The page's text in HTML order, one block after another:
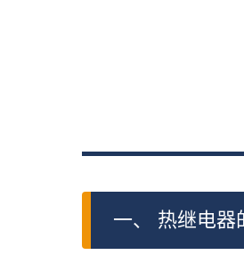
一、 热继电器